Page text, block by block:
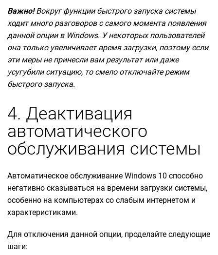
Важно!Вокруг функции быстрого запуска системы
ходит много разговоров с самого момента появления
данной опции в Windows. У некоторых пользователей
она только увеличивает время загрузки, поэтому если
эти меры не принесли вам результат или даже
усугубили ситуацию, то смело отключайте режим
быстрого запуска.
4. Деактивация
автоматического
обслуживания системы
Автоматическое обслуживание Windows 10 способно
негативно сказываться на времени загрузки системы,
особенно на компьютерах со слабым интернетом и
характеристиками.
Для отключения данной опции, проделайте следующие
шаги: